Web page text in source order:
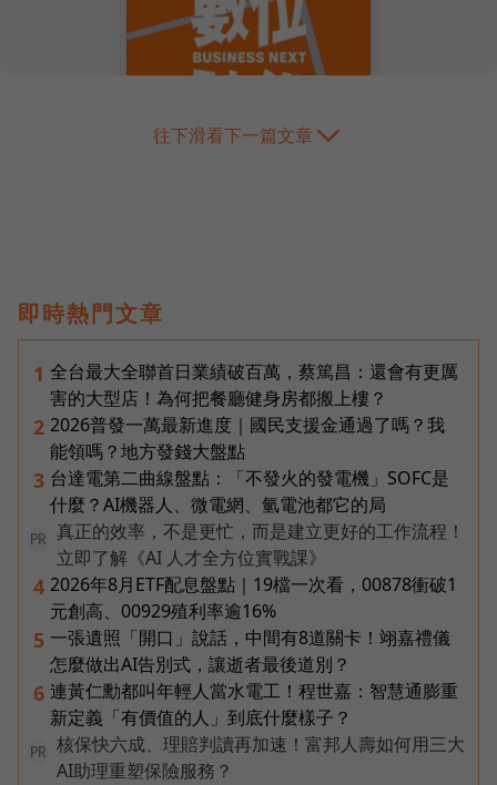
往下滑看下一篇文章
即時熱門文章
1 全台最大全聯首日業績破百萬，蔡篤昌：還會有更厲
害的大型店！為何把餐廳健身房都搬上樓？
2 2026普發一萬最新進度｜國民支援金通過了嗎？我
能領嗎？地方發錢大盤點
3 台達電第二曲線盤點：「不發火的發電機」SOFC是
什麼？AI機器人、微電網、氫電池都它的局
PR
真正的效率，不是更忙，而是建立更好的工作流程！
立即了解《AI 人才全方位實戰課》
4 2026年8月ETF配息盤點｜19檔一次看，00878衝破1
元創高、00929殖利率逾16%
5 一張遺照「開口」說話，中間有8道關卡！翊嘉禮儀
怎麼做出AI告別式，讓逝者最後道別？
6 連黃仁勳都叫年輕人當水電工！程世嘉：智慧通膨重
新定義「有價值的人」到底什麼樣子？
PR
核保快六成、理賠判讀再加速！富邦人壽如何用三大
AI助理重塑保險服務？